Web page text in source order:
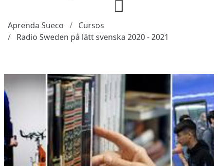
Aprenda Sueco
Cursos
Radio Sweden på lätt svenska 2020 - 2021